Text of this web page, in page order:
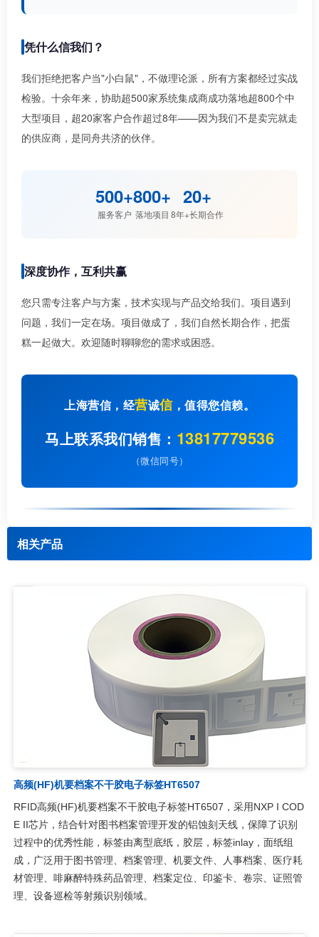
凭什么信我们？
我们拒绝把客户当"小白鼠"，不做理论派，所有方案都经过实战
检验。十余年来，协助超500家系统集成商成功落地超800个中
大型项目，超20家客户合作超过8年——因为我们不是卖完就走
的供应商，是同舟共济的伙伴。
500+
服务客户
800+
落地项目
20+
8年+长期合作
深度协作，互利共赢
您只需专注客户与方案，技术实现与产品交给我们。项目遇到
问题，我们一定在场。项目做成了，我们自然长期合作，把蛋
糕一起做大。欢迎随时聊聊您的需求或困惑。
上海营信，经营诚信，值得您信赖。
马上联系我们销售： 13817779536
（微信同号）
相关产品
高频(HF)机要档案不干胶电子标签HT6507
RFID高频(HF)机要档案不干胶电子标签HT6507，采用NXP I COD
E II芯片，结合针对图书档案管理开发的铝蚀刻天线，保障了识别
过程中的优秀性能，标签由离型底纸，胶层，标签inlay，面纸组
成，广泛用于图书管理、档案管理、机要文件、人事档案、医疗耗
材管理、啡麻醉特殊药品管理、档案定位、印鉴卡、卷宗、证照管
理、设备巡检等射频识别领域。